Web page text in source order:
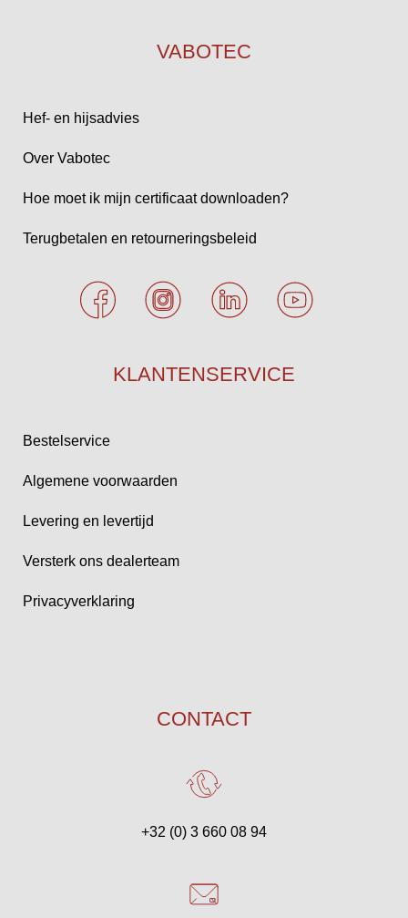
VABOTEC
Hef- en hijsadvies
Over Vabotec
Hoe moet ik mijn certificaat downloaden?
Terugbetalen en retourneringsbeleid
KLANTENSERVICE
Bestelservice
Algemene voorwaarden
Levering en levertijd
Versterk ons dealerteam
Privacyverklaring
CONTACT
+32 (0) 3 660 08 94